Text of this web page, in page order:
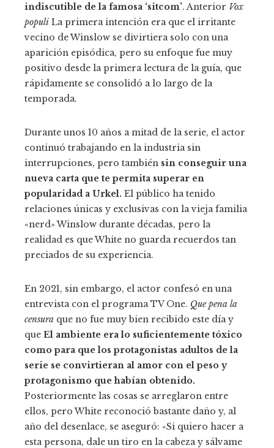
indiscutible de la famosa ‘sitcom’. Anterior Vox
populi La primera intención era que el irritante
vecino de Winslow se divirtiera solo con una
aparición episódica, pero su enfoque fue muy
positivo desde la primera lectura de la guía, que
rápidamente se consolidó a lo largo de la
temporada.
Durante unos 10 años a mitad de la serie, el actor
continuó trabajando en la industria sin
interrupciones, pero también sin conseguir una
nueva carta que te permita superar en
popularidad a Urkel. El público ha tenido
relaciones únicas y exclusivas con la vieja familia
«nerd» Winslow durante décadas, pero la
realidad es que White no guarda recuerdos tan
preciados de su experiencia.
En 2021, sin embargo, el actor confesó en una
entrevista con el programa TV One. Que pena la
censura que no fue muy bien recibido este día y
que El ambiente era lo suficientemente tóxico
como para que los protagonistas adultos de la
serie se convirtieran al amor con el peso y
protagonismo que habían obtenido.
Posteriormente las cosas se arreglaron entre
ellos, pero White reconoció bastante daño y, al
año del desenlace, se aseguró: «Si quiero hacer a
esta persona, dale un tiro en la cabeza y sálvame